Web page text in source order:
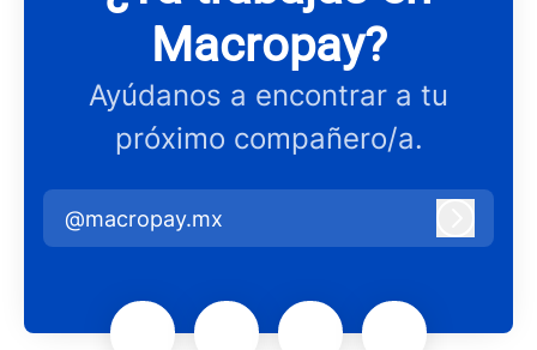
Macropay?
Ayúdanos a encontrar a tu
próximo compañero/a.
@macropay.mx